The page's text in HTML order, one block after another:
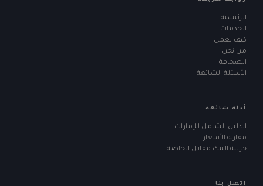
الرئيسية
الخدمات
كيف يعمل
من نحن
الصحافة
الأسئلة الشائعة
أدلة شائعة
الدليل الشامل للإمارات
مقارنة الأسعار
خزينة البنك مقابل الخاصة
اتصل بنا